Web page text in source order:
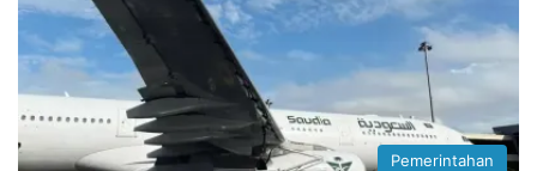
Pemerintahan